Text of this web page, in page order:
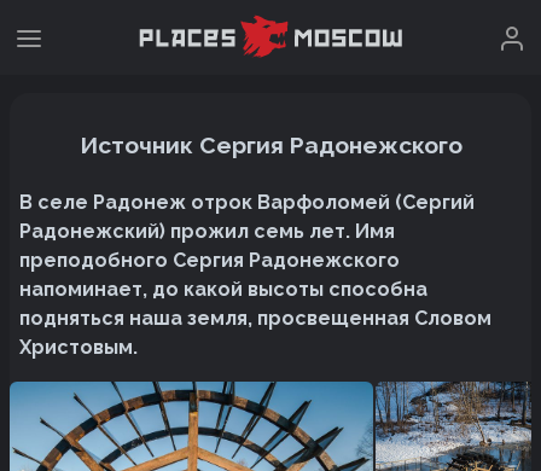
Источник Сергия Радонежского
В селе Радонеж отрок Варфоломей (Сергий
Радонежский) прожил семь лет. Имя
преподобного Сергия Радонежского
напоминает, до какой высоты способна
подняться наша земля‚ просвещенная Словом
Христовым.